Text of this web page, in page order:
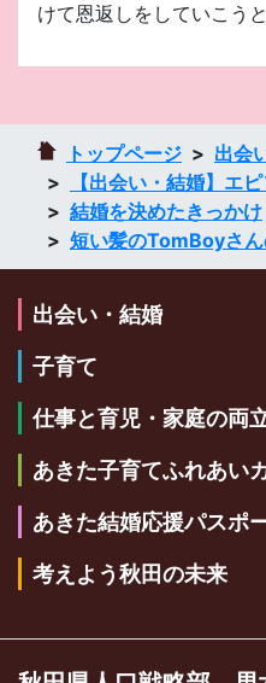
けて恩返しをしていこう
トップページ
出会
【出会い・結婚】エ
結婚を決めたきっかけ
短い髪のTomBoyさ
出会い・結婚
子育て
仕事と育児・家庭の両
あきた子育てふれあい
あきた結婚応援パスポ
考えよう秋田の未来